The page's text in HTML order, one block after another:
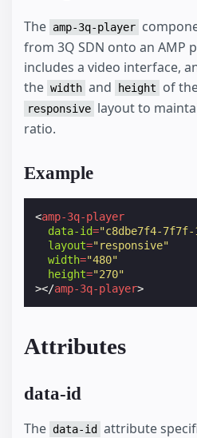
The amp-3q-player
from 3Q SDN onto an AMP
includes a video interface,
the width and height of
responsive layout to
ratio.
Example
<amp-3q-player
data-id="c8dbe7f4-7f7f-
layout="responsive"
width="480"
height="270"
></amp-3q-player>
Attributes
data-id
The data-id attribute